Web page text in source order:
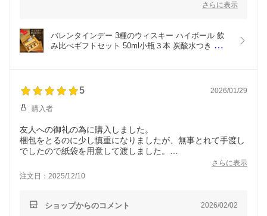
レビューまで下さって、誠にありがとうございました！
さらに表示
バレンタインデー 3種のウィスキー ハイボール 飲
み比べギフトセット 50ml小瓶３本 炭酸水つき ハイ
に ウィスキー好きに
5 2026/01/29
購入者
友人への御礼の為に購入しました。
梱包をとるのに少し慎重になりましたが、無事とれて手渡し
でしたので紙袋を用意して渡しました。
シングルモルト好きでしたので喜んでもらえて良かったで
す。
さらに表示
注文日：2025/12/10
ショップからのコメント 2026/02/02